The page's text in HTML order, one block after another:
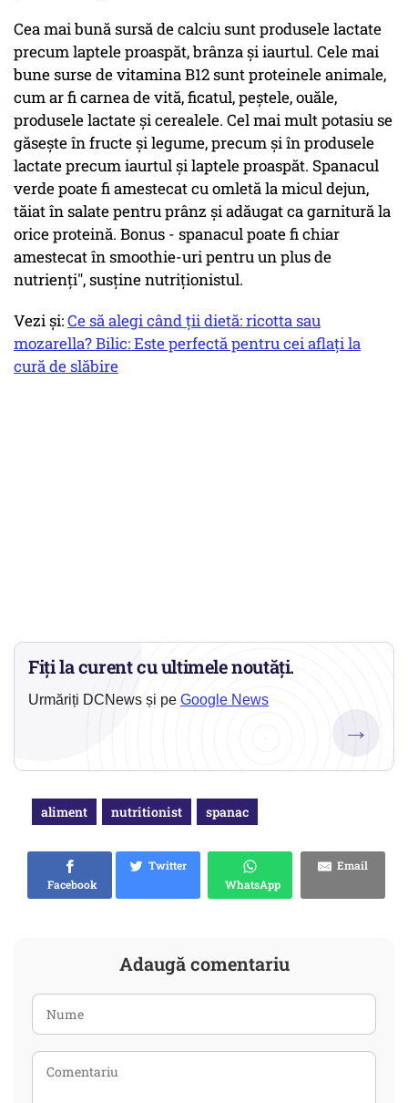
Cea mai bună sursă de calciu sunt produsele lactate
precum laptele proaspăt, brânza şi iaurtul. Cele mai
bune surse de vitamina B12 sunt proteinele animale,
cum ar fi carnea de vită, ficatul, peştele, ouăle,
produsele lactate şi cerealele. Cel mai mult potasiu se
găseşte în fructe şi legume, precum şi în produsele
lactate precum iaurtul şi laptele proaspăt. Spanacul
verde poate fi amestecat cu omletă la micul dejun,
tăiat în salate pentru prânz şi adăugat ca garnitură la
orice proteină. Bonus - spanacul poate fi chiar
amestecat în smoothie-uri pentru un plus de
nutrienţi", susţine nutriţionistul.
Vezi și:Ce să alegi când ții dietă: ricotta sau
mozarella? Bilic: Este perfectă pentru cei aflați la
cură de slăbire
Fiți la curent cu ultimele noutăți.
Urmăriți DCNews și pe Google News
→
aliment nutritionist spanac
Facebook
Twitter
WhatsApp
Email
Adaugă comentariu